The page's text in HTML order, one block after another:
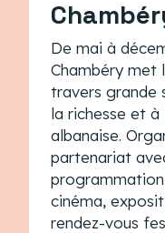
De mai à
Chambéry met
travers grande
la richesse et
albanaise.
partenariat
cinéma,
rendez-vous